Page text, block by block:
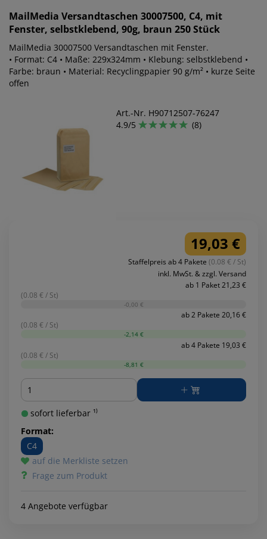
MailMedia Versandtaschen 30007500, C4, mit
Fenster, selbstklebend, 90g, braun 250 Stück
MailMedia 30007500 Versandtaschen mit Fenster.
• Format: C4 • Maße: 229x324mm • Klebung: selbstklebend •
Farbe: braun • Material: Recyclingpapier 90 g/m² • kurze Seite
offen
Art.-Nr. H90712507-76247
4.9/5
(8)
19,03 €
Staffelpreis ab 4 Pakete (0.08 € / St)
inkl. MwSt. & zzgl. Versand
ab 1 Paket 21,23 €
(0.08 € / St)
-0,00 €
ab 2 Pakete 20,16 €
(0.08 € / St)
-2,14 €
ab 4 Pakete 19,03 €
(0.08 € / St)
-8,81 €
Menge
sofort lieferbar ¹⁾
Format:
C4
auf die Merkliste setzen
Frage zum Produkt
4 Angebote verfügbar